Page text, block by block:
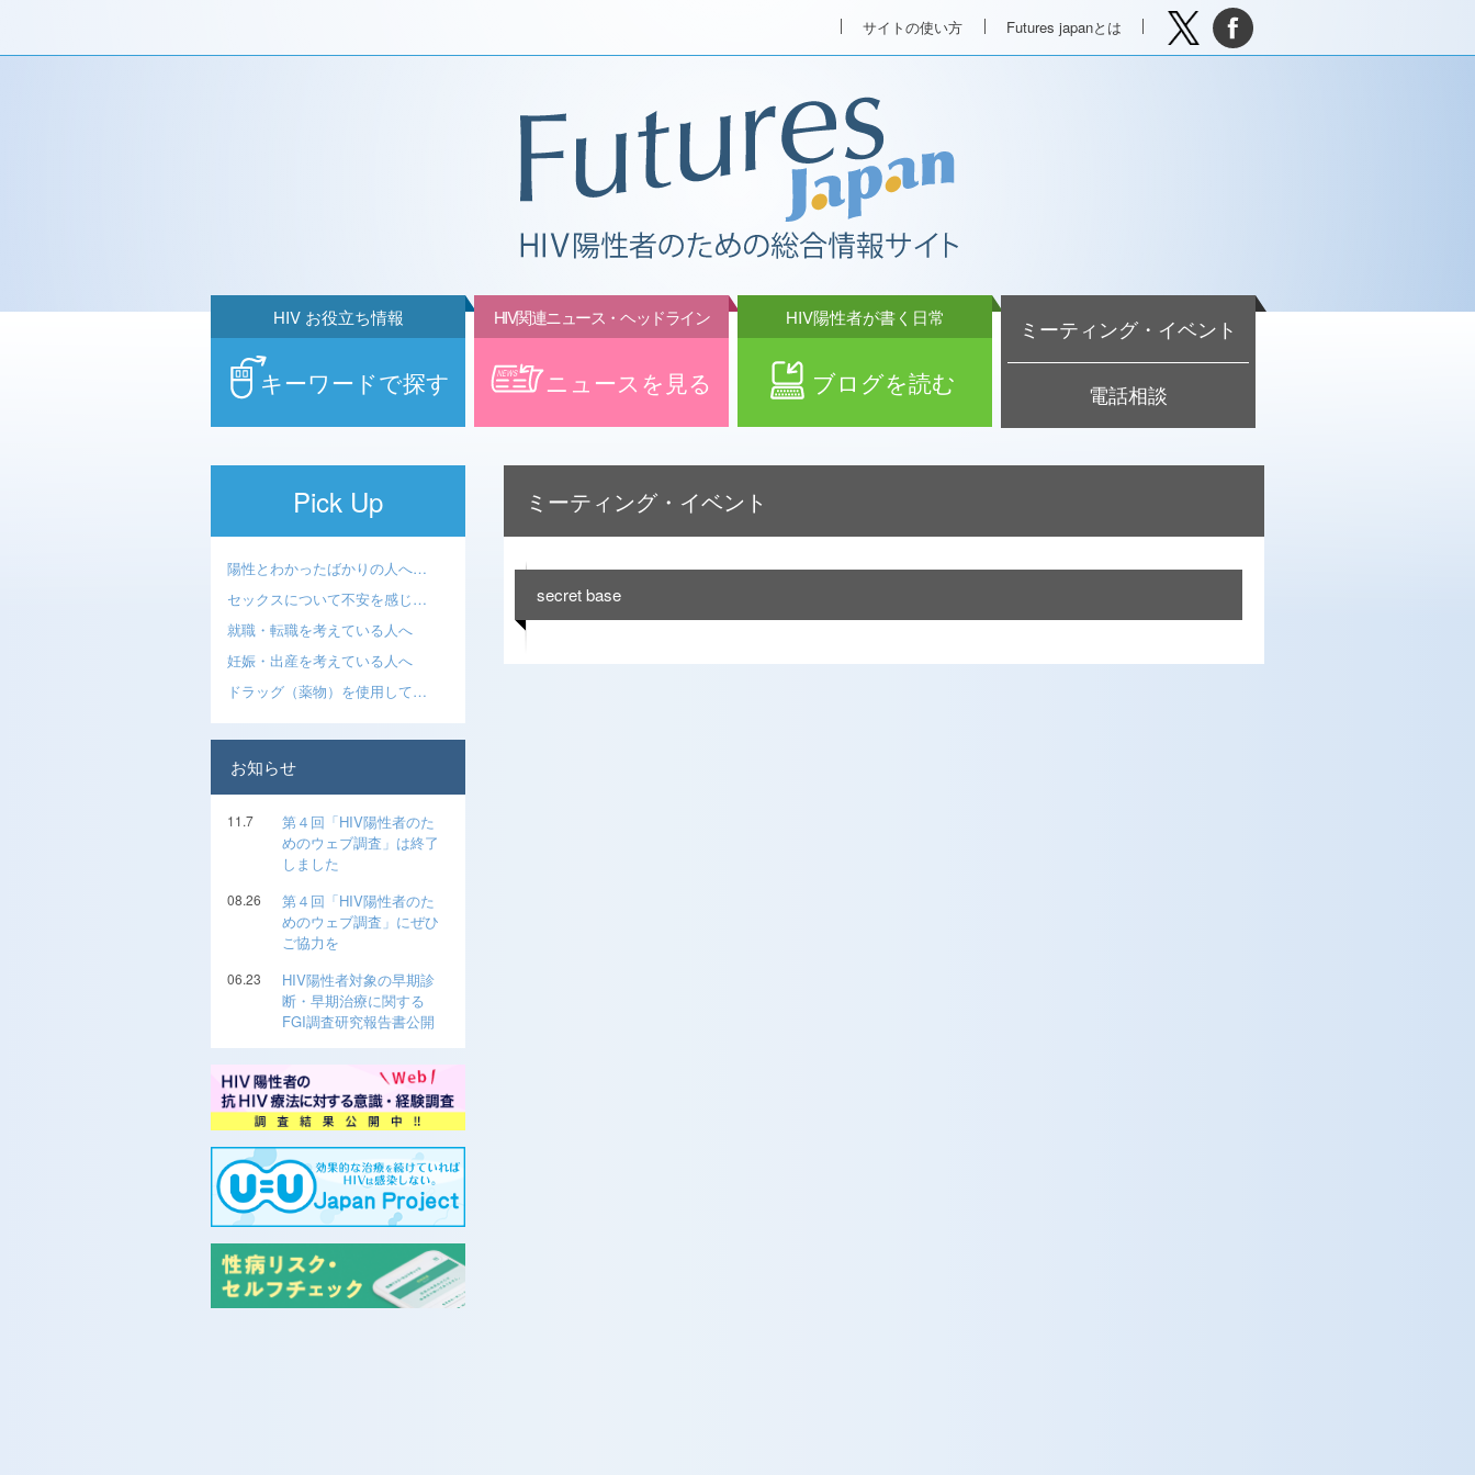
サイトの使い方 Futures japanとは
キーワードで探す
HIV お役立ち情報
ニュースを見る
HIV関連ニュース・ヘッドライン
ブログを読む
HIV陽性者が書く日常 ミーティング・イベント
電話相談
ミーティング・イベント
secret base
Pick Up
陽性とわかったばかりの人へ…
セックスについて不安を感じ…
就職・転職を考えている人へ
妊娠・出産を考えている人へ
ドラッグ（薬物）を使用して…
お知らせ
11.7
第４回「HIV陽性者のた
めのウェブ調査」は終了
しました
08.26
第４回「HIV陽性者のた
めのウェブ調査」にぜひ
ご協力を
06.23
HIV陽性者対象の早期診
断・早期治療に関する
FGI調査研究報告書公開